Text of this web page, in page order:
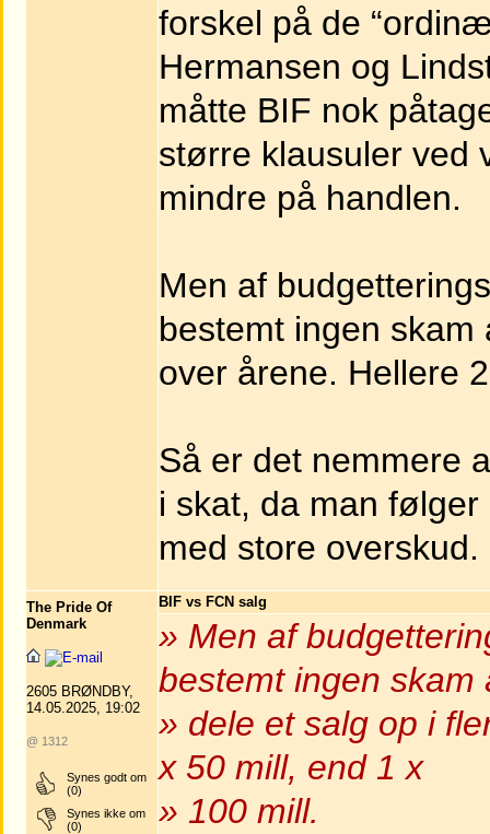
forskel på de
Hermansen og
måtte BIF nok
større klausuler ved
mindre på handlen.
Men af
bestemt ingen
over årene. Hellere
Så er det nemmere
i skat, da man
med store overskud.
The Pride Of
Denmark
2605 BRØNDBY,
14.05.2025, 19:02
@ 1312
Synes godt om
(0)
Synes ikke om
(0)
BIF vs FCN salg
» Men af
bestemt ingen skam
» dele et salg op i
x 50 mill, end 1 x
» 100 mill.